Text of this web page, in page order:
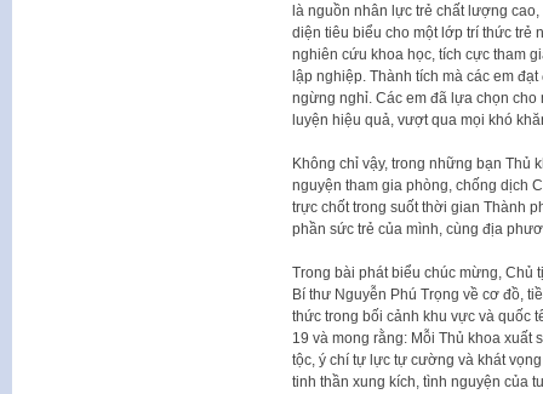
là nguồn nhân lực trẻ chất lượng
diện tiêu biểu cho một lớp trí thức trẻ
nghiên cứu khoa học, tích cực tham
lập nghiệp. Thành tích mà các em
ngừng nghỉ. Các em đã lựa chọn
luyện hiệu quả, vượt qua mọi khó
Không chỉ vậy, trong những bạn Thủ
nguyện tham gia phòng, chống dịch
trực chốt trong suốt thời gian Thành
phần sức trẻ của mình, cùng địa
Trong bài phát biểu chúc mừng, Chủ
Bí thư Nguyễn Phú Trọng về cơ đồ,
thức trong bối cảnh khu vực và quốc
19 và mong rằng: Mỗi Thủ khoa xuất
tộc, ý chí tự lực tự cường và khát
tinh thần xung kích, tình nguyện của